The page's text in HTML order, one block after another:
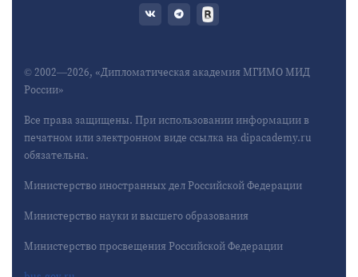
© 2002—2026, «Дипломатическая академия МГИМО МИД
России»
Все права защищены. При использовании информации в
печатном или электронном виде ссылка на dipacademy.ru
обязательна.
Министерство иностранных дел Российской Федерации
Министерство науки и высшего образования
Министерство просвещения Российской Федерации